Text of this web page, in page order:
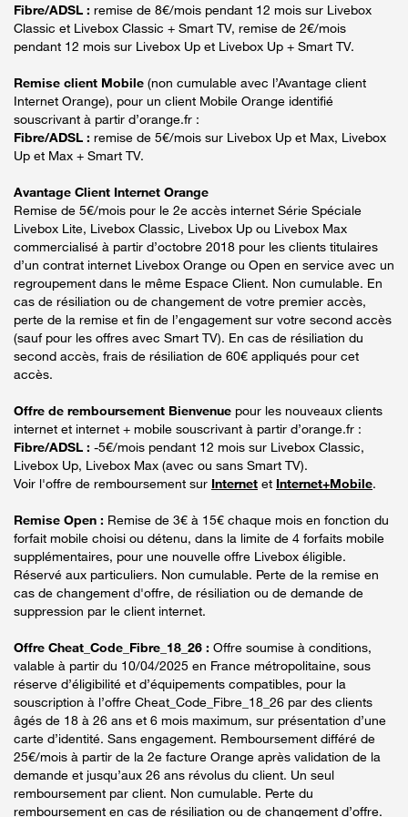
Fibre/ADSL : remise de 8€/mois pendant 12 mois sur Livebox
Classic et Livebox Classic + Smart TV, remise de 2€/mois
pendant 12 mois sur Livebox Up et Livebox Up + Smart TV.
Remise client Mobile (non cumulable avec l’Avantage client
Internet Orange), pour un client Mobile Orange identifié
souscrivant à partir d’orange.fr :
Fibre/ADSL : remise de 5€/mois sur Livebox Up et Max, Livebox
Up et Max + Smart TV.
Avantage Client Internet Orange
Remise de 5€/mois pour le 2e accès internet Série Spéciale
Livebox Lite, Livebox Classic, Livebox Up ou Livebox Max
commercialisé à partir d’octobre 2018 pour les clients titulaires
d’un contrat internet Livebox Orange ou Open en service avec un
regroupement dans le même Espace Client. Non cumulable. En
cas de résiliation ou de changement de votre premier accès,
perte de la remise et fin de l’engagement sur votre second accès
(sauf pour les offres avec Smart TV). En cas de résiliation du
second accès, frais de résiliation de 60€ appliqués pour cet
accès.
Offre de remboursement Bienvenue pour les nouveaux clients
internet et internet + mobile souscrivant à partir d’orange.fr :
Fibre/ADSL : -5€/mois pendant 12 mois sur Livebox Classic,
Livebox Up, Livebox Max (avec ou sans Smart TV).
Voir l'offre de remboursement sur Internet et Internet+Mobile.
Remise Open : Remise de 3€ à 15€ chaque mois en fonction du
forfait mobile choisi ou détenu, dans la limite de 4 forfaits mobile
supplémentaires, pour une nouvelle offre Livebox éligible.
Réservé aux particuliers. Non cumulable. Perte de la remise en
cas de changement d'offre, de résiliation ou de demande de
suppression par le client internet.
Offre Cheat_Code_Fibre_18_26 : Offre soumise à conditions,
valable à partir du 10/04/2025 en France métropolitaine, sous
réserve d’éligibilité et d’équipements compatibles, pour la
souscription à l’offre Cheat_Code_Fibre_18_26 par des clients
âgés de 18 à 26 ans et 6 mois maximum, sur présentation d’une
carte d’identité. Sans engagement. Remboursement différé de
25€/mois à partir de la 2e facture Orange après validation de la
demande et jusqu’aux 26 ans révolus du client. Un seul
remboursement par client. Non cumulable. Perte du
remboursement en cas de résiliation ou de changement d’offre.